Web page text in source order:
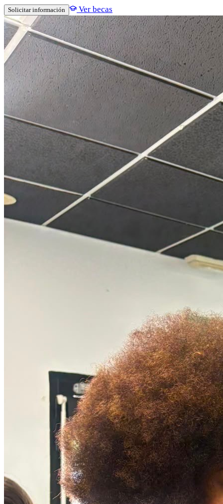
Solicitar información Ver becas